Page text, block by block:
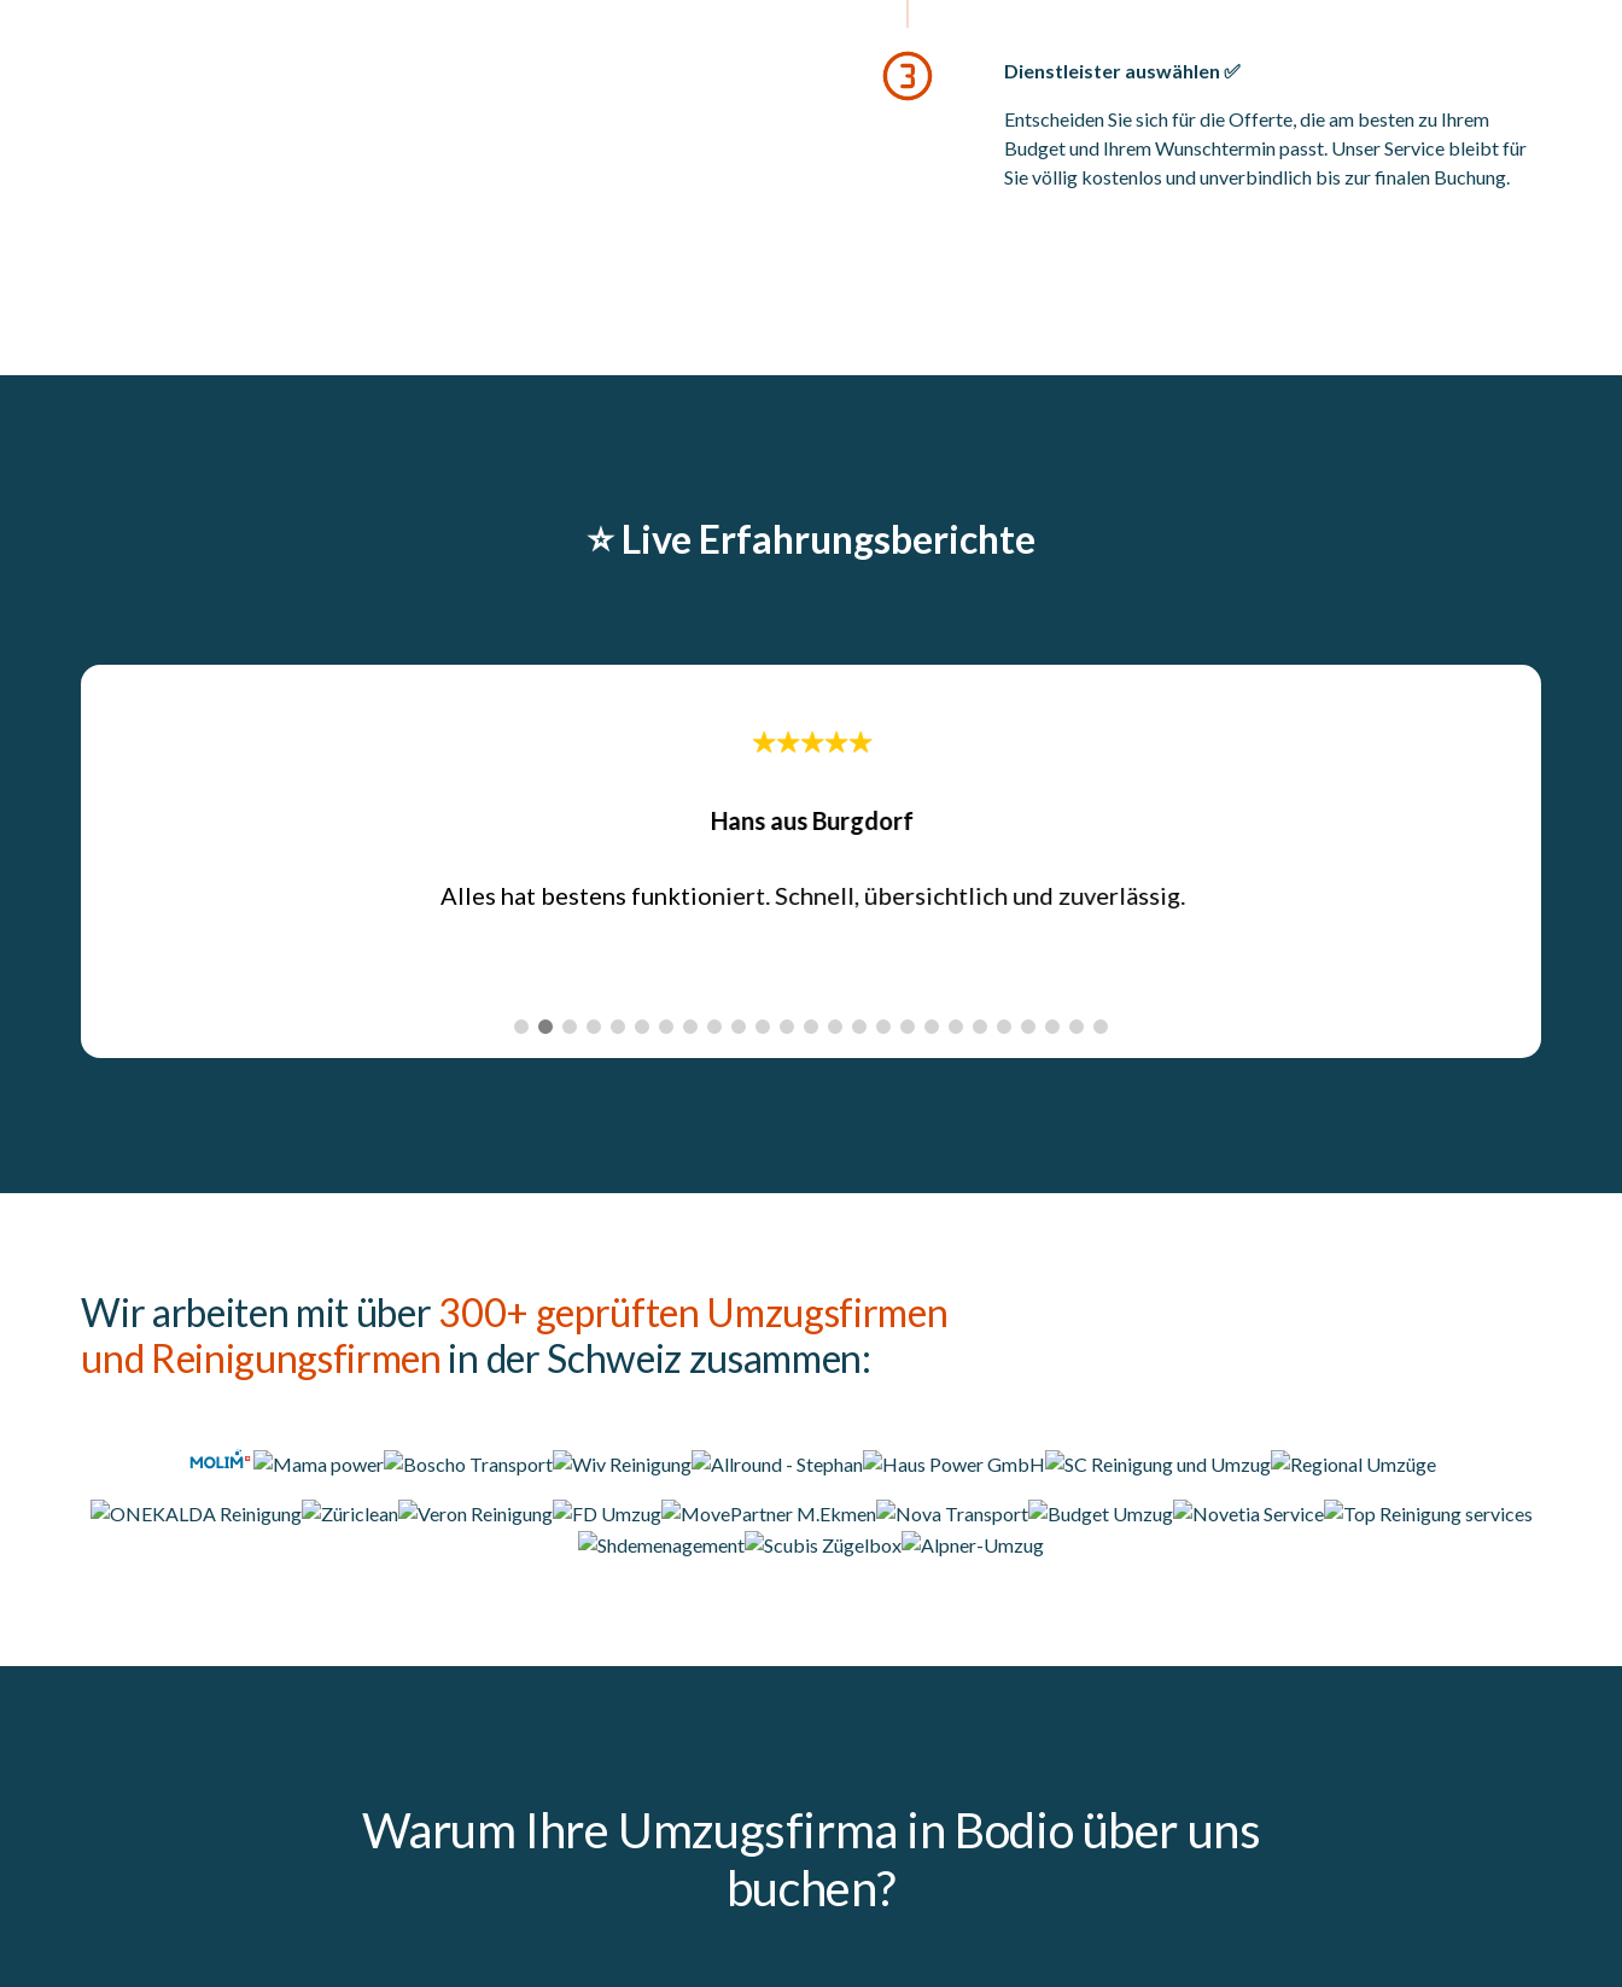
Dienstleister auswählen ✅
Entscheiden Sie sich für die Offerte, die am besten zu Ihrem
Budget und Ihrem Wunschtermin passt. Unser Service bleibt für
Sie völlig kostenlos und unverbindlich bis zur finalen Buchung.
⭐️ Live Erfahrungsberichte
Wir arbeiten mit über 300+ geprüften Umzugsfirmen
und Reinigungsfirmen in der Schweiz zusammen:
Warum Ihre Umzugsfirma in Bodio über uns
buchen?